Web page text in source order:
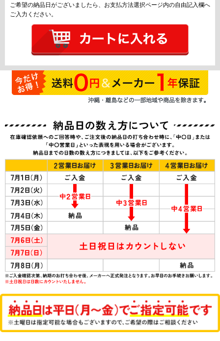
ご希望の納品日がございましたら、お支払方法選択ページ内の自由記入欄へ
ご入力ください。